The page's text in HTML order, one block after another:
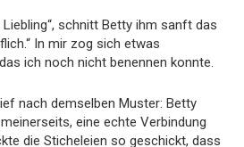
schnitt Betty ihm sanft das
In mir zog sich etwas
ich noch nicht benennen konnte.
nach demselben Muster: Betty
eine echte Verbindung
die Sticheleien so geschickt, dass